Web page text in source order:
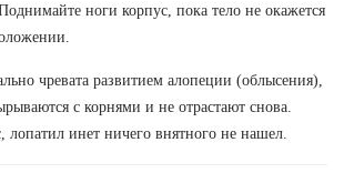
ноги корпус, пока тело не окажется
чревата развитием алопеции (облысения),
с корнями и не отрастают снова.
лопатил инет ничего внятного не нашел.